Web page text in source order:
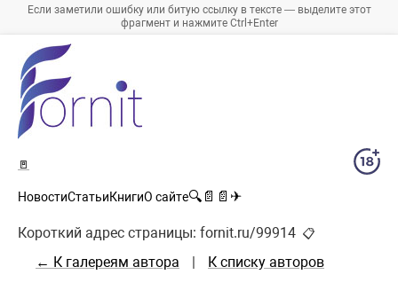
Если заметили ошибку или битую ссылку в тексте — выделите этот
фрагмент и нажмите Ctrl+Enter
🚪
НовостиСтатьиКнигиО сайте🔍 📄 📄 ✈
Короткий адрес страницы: fornit.ru/99914 📋
← К галереям автора К списку авторов